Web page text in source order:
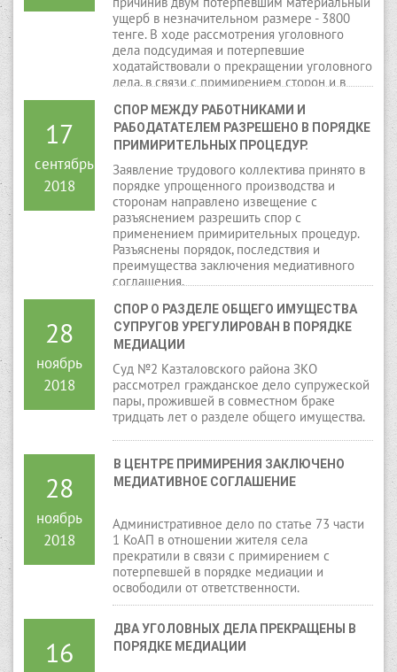
ущерб в незначительном размере - 3800
тенге. В ходе рассмотрения уголовного
дела подсудимая и потерпевшие
ходатайствовали о прекращении уголовного
дела, в связи с примирением сторон и в
17
сентябрь
2018
СПОР МЕЖДУ РАБОТНИКАМИ И
РАБОДАТАТЕЛЕМ РАЗРЕШЕНО В ПОРЯДКЕ
ПРИМИРИТЕЛЬНЫХ ПРОЦЕДУР.
Заявление трудового коллектива принято в
порядке упрощенного производства и
сторонам направлено извещение с
разъяснением разрешить спор с
применением примирительных процедур.
Разъяснены порядок, последствия и
преимущества заключения медиативного
соглашения.
28
ноябрь
2018
СПОР О РАЗДЕЛЕ ОБЩЕГО ИМУЩЕСТВА
СУПРУГОВ УРЕГУЛИРОВАН В ПОРЯДКЕ
МЕДИАЦИИ
Суд №2 Казталовского района ЗКО
рассмотрел гражданское дело супружеской
пары, прожившей в совместном браке
тридцать лет о разделе общего имущества.
28
ноябрь
2018
В ЦЕНТРЕ ПРИМИРЕНИЯ ЗАКЛЮЧЕНО
МЕДИАТИВНОЕ СОГЛАШЕНИЕ
Административное дело по статье 73 части
1 КоАП в отношении жителя села
прекратили в связи с примирением с
потерпевшей в порядке медиации и
освободили от ответственности.
16
ДВА УГОЛОВНЫХ ДЕЛА ПРЕКРАЩЕНЫ В
ПОРЯДКЕ МЕДИАЦИИ